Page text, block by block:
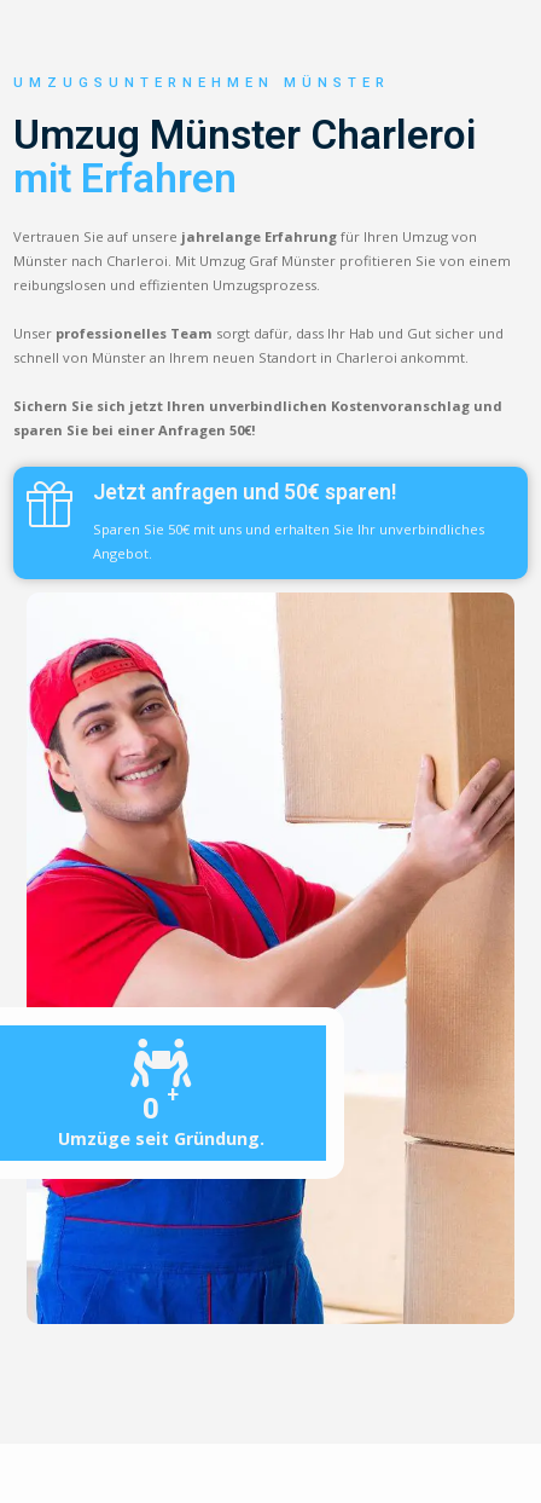
0 +
Umzüge seit Gründung.
UMZUGSUNTERNEHMEN MÜNSTER
Umzug Münster Charleroi
mit Erfahren
Vertrauen Sie auf unsere jahrelange Erfahrung für Ihren Umzug von
Münster nach Charleroi. Mit Umzug Graf Münster profitieren Sie von einem
reibungslosen und effizienten Umzugsprozess.
Unser professionelles Team sorgt dafür, dass Ihr Hab und Gut sicher und
schnell von Münster an Ihrem neuen Standort in Charleroi ankommt.
Sichern Sie sich jetzt Ihren unverbindlichen Kostenvoranschlag und
sparen Sie bei einer Anfragen 50€!
Jetzt anfragen und 50€ sparen!
Sparen Sie 50€ mit uns und erhalten Sie Ihr unverbindliches
Angebot.